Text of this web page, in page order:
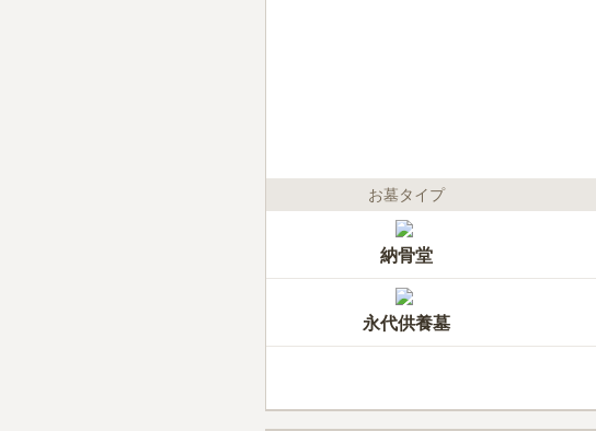
お墓タイプ
納骨堂
永代供養墓